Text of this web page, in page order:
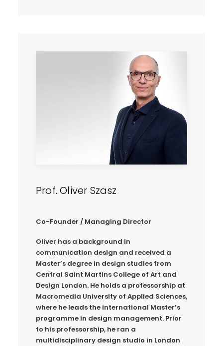
Prof. Oliver Szasz
Co-Founder / Managing Director
Oliver has a background in
communication design and received a
Master’s degree in design studies from
Central Saint Martins College of Art and
Design London. He holds a professorship at
Macromedia University of Applied Sciences,
where he leads the international Master’s
programme in design management. Prior
to his professorship, he ran a
multidisciplinary design studio in London